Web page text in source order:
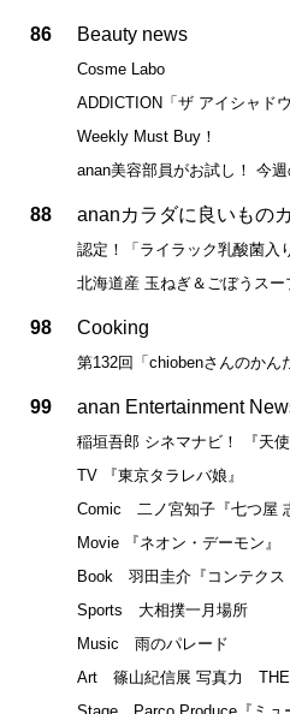
86 Beauty news
Cosme Labo
ADDICTION「ザ アイシャドウ
Weekly Must Buy！
anan美容部員がお試し！ 今週
88 ananカラダに良いもの
認定！「ライラック乳酸菌入
北海道産 玉ねぎ＆ごぼうスー
98 Cooking
第132回「chiobenさんのかん
99 anan Entertainment
稲垣吾郎 シネマナビ！ 『天
TV 『東京タラレバ娘』
Comic 二ノ宮知子『七つ屋
Movie 『ネオン・デーモン』
Book 羽田圭介『コンテクス
Sports 大相撲一月場所
Music 雨のパレード
Art 篠山紀信展 写真力 THE